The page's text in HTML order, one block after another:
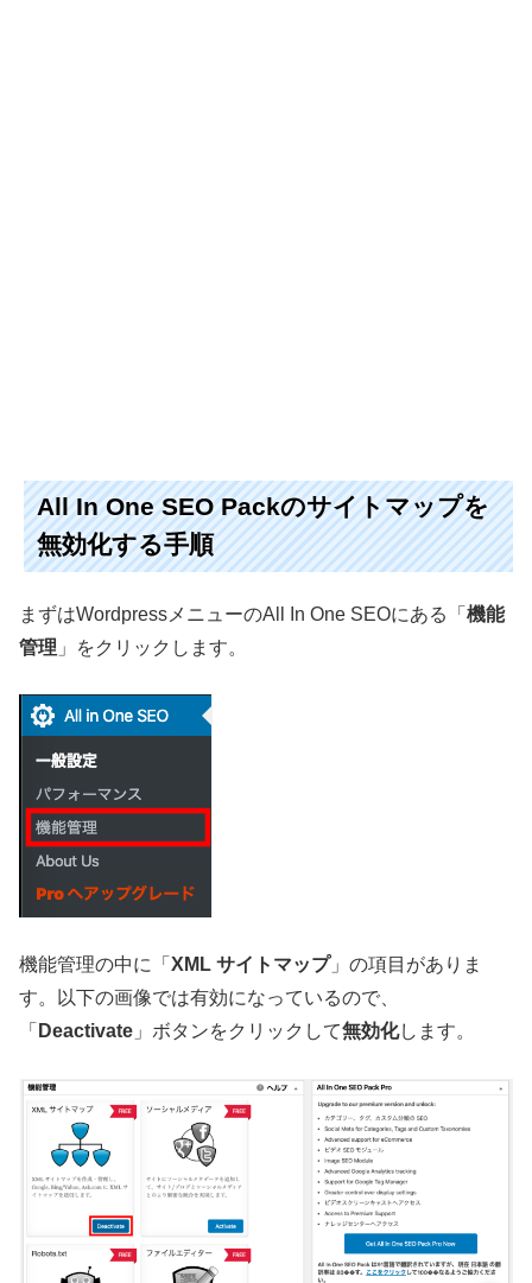
All In One SEO Packのサイトマップを
無効化する手順
まずはWordpressメニューのAll In One SEOにある「機能
管理 」をクリックします。
機能管理の中に「XML サイトマップ」の項目がありま
す。以下の画像では有効になっているので、
「Deactivate 」ボタンをクリックして無効化します。